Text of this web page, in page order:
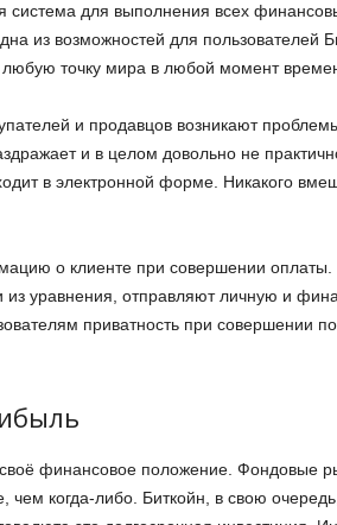
система для выполнения всех
из возможностей для пользователей
любую точку мира в любой момент
и продавцов возникают
и в целом довольно не
в электронной форме. Никакого
о клиенте при совершении оплаты.
из уравнения, отправляют личную и
приватность при совершении
финансовое положение. Фондовые
чем когда-либо. Биткойн, в свою